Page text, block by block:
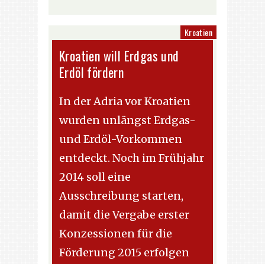
Kroatien
Kroatien will Erdgas und
Erdöl fördern
In der Adria vor Kroatien
wurden unlängst Erdgas-
und Erdöl-Vorkommen
entdeckt. Noch im Frühjahr
2014 soll eine
Ausschreibung starten,
damit die Vergabe erster
Konzessionen für die
Förderung 2015 erfolgen